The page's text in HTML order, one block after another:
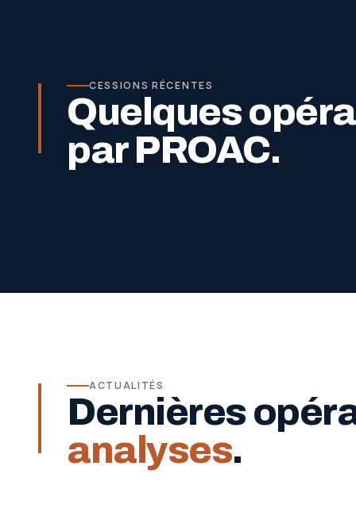
CESSIONS RÉCENTES
Quelques
par PROAC.
ACTUALITÉS
Dernières
analyses.